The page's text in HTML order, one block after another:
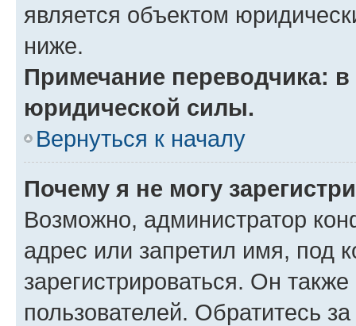
является объектом
ниже.
Примечание переводчика:
юридической силы.
Вернуться к началу
Почему я не могу
Возможно, администратор
адрес или запретил имя, под
зарегистрироваться. Он
пользователей. Обратитесь